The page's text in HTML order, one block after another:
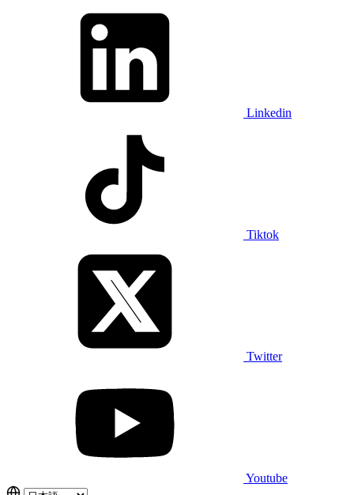
Linkedin
Tiktok
Twitter
Youtube